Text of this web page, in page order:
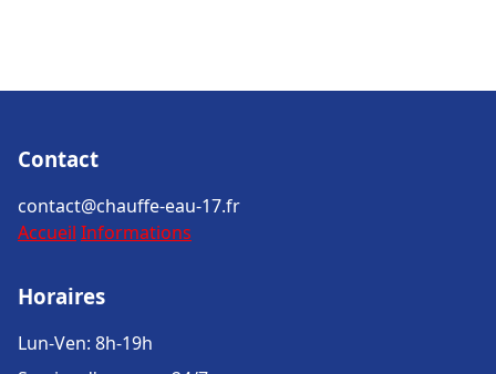
Contact
contact@chauffe-eau-17.fr
Accueil Informations
Horaires
Lun-Ven: 8h-19h